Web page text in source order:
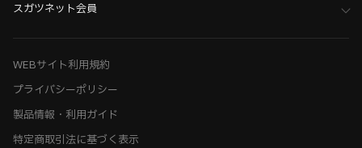
スガツネット会員
WEBサイト利用規約
プライバシーポリシー
製品情報・利用ガイド
特定商取引法に基づく表示